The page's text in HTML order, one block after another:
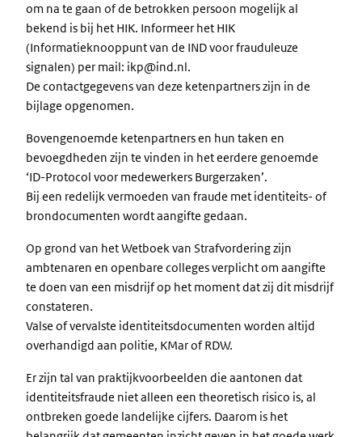
om na te gaan of de betrokken persoon mogelijk al
bekend is bij het HIK. Informeer het HIK
(Informatieknooppunt van de IND voor frauduleuze
signalen) per mail: ikp@ind.nl.
De contactgegevens van deze ketenpartners zijn in de
bijlage opgenomen.
Bovengenoemde ketenpartners en hun taken en
bevoegdheden zijn te vinden in het eerdere genoemde
‘ID-Protocol voor medewerkers Burgerzaken’.
Bij een redelijk vermoeden van fraude met identiteits- of
brondocumenten wordt aangifte gedaan.
Op grond van het Wetboek van Strafvordering zijn
ambtenaren en openbare colleges verplicht om aangifte
te doen van een misdrijf op het moment dat zij dit misdrijf
constateren.
Valse of vervalste identiteitsdocumenten worden altijd
overhandigd aan politie, KMar of RDW.
Er zijn tal van praktijkvoorbeelden die aantonen dat
identiteitsfraude niet alleen een theoretisch risico is, al
ontbreken goede landelijke cijfers. Daarom is het